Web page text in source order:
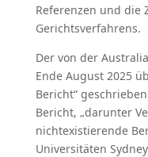
Referenzen und die
Gerichtsverfahrens.
Der von der
Ende August 2025
Bericht“
Bericht, „darunter
nichtexistierende
Universitäten